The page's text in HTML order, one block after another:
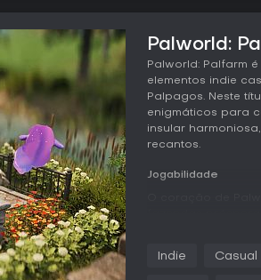
Palworld:
Palworld: Palfarm
elementos indie
Palpagos. Neste
enigmáticos para
insular
recantos.
Jogabilidade
fabricação para
Indie Casual